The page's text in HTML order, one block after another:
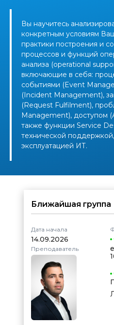
Вы научитесь
конкретным условиям
практики построения и
процессов и функций
анализа (operational
включающие в себя:
событиями (Event
(Incident Management),
(Request Fulfilment),
Management), доступом
также функции Service
технической
эксплуатацией ИТ.
Ближайшая группа
Дата начала
14.09.2026
Преподаватель